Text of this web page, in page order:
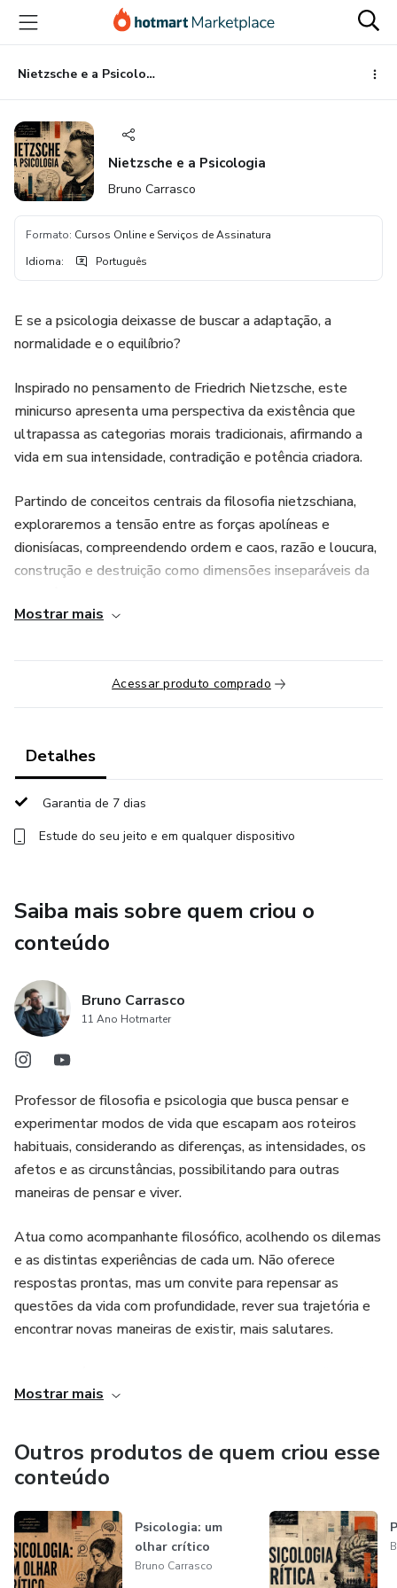
para
conteúdo
principal
para
pagamento
para
rodapé
Nietzsche e a Psicologia
Nietzsche e a Psicologia
Bruno Carrasco
Formato: Cursos Online e Serviços de Assinatura
Idioma: Português
E se a psicologia deixasse de buscar a adaptação, a
normalidade e o equilíbrio?
Inspirado no pensamento de Friedrich Nietzsche, este
minicurso apresenta uma perspectiva da existência que
ultrapassa as categorias morais tradicionais, afirmando a
vida em sua intensidade, contradição e potência criadora.
Partindo de conceitos centrais da filosofia nietzschiana,
exploraremos a tensão entre as forças apolíneas e
dionisíacas, compreendendo ordem e caos, razão e loucura,
construção e destruição como dimensões inseparáveis da
da existência, a psicologia trágica propõe integrá-los como
elementos fundamentais de uma vida mais rica e
afirmativa.
Ao longo do curso, discutiremos a transvaloração dos
valores, a crítica às moralidades que limitam a potência de
viver e uma terapêutica dos afetos orientada pela
transformação e afirmação de si.
Temas abordados:
-Apolíneo e Dionisíaco
-Terapêutica em Nietzsche
Curso gravado
Mostrar mais
Acessar produto comprado
Detalhes
Garantia de 7 dias
Estude do seu jeito e em qualquer dispositivo
Saiba mais sobre quem criou o
conteúdo
Bruno Carrasco
11 Ano Hotmarter
Professor de filosofia e psicologia que busca pensar e
experimentar modos de vida que escapam aos roteiros
habituais, considerando as diferenças, as intensidades, os
afetos e as circunstâncias, possibilitando para outras
maneiras de pensar e viver.
Atua como acompanhante filosófico, acolhendo os dilemas
e as distintas experiências de cada um. Não oferece
respostas prontas, mas um convite para repensar as
questões da vida com profundidade, rever sua trajetória e
encontrar novas maneiras de existir, mais salutares.
ciências humanas, integrando sensibilidades para se
cada pessoa, considerando suas peculiaridades. Embasa
sua prática numa escuta atenta e na reflexão filosófica.
Graduado em Psicologia, licenciado em Filosofia e
Pedagogia, pós-graduado em Ensino de Filosofia,
Fenomenologia Existencial e Aconselhamento Filosófico.
Nos últimos anos tem se dedicado a estudar sobre o
Mostrar mais
Outros produtos de quem criou esse
conteúdo
Psicologia: um
olhar crítico
Bruno Carrasco